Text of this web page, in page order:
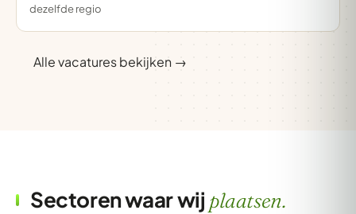
dezelfde regio
Alle vacatures bekijken →
Sectoren waar wij plaatsen.